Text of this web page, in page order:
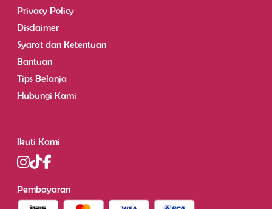
Privacy Policy
Disclaimer
Syarat dan Ketentuan
Bantuan
Tips Belanja
Hubungi Kami
Ikuti Kami
Pembayaran